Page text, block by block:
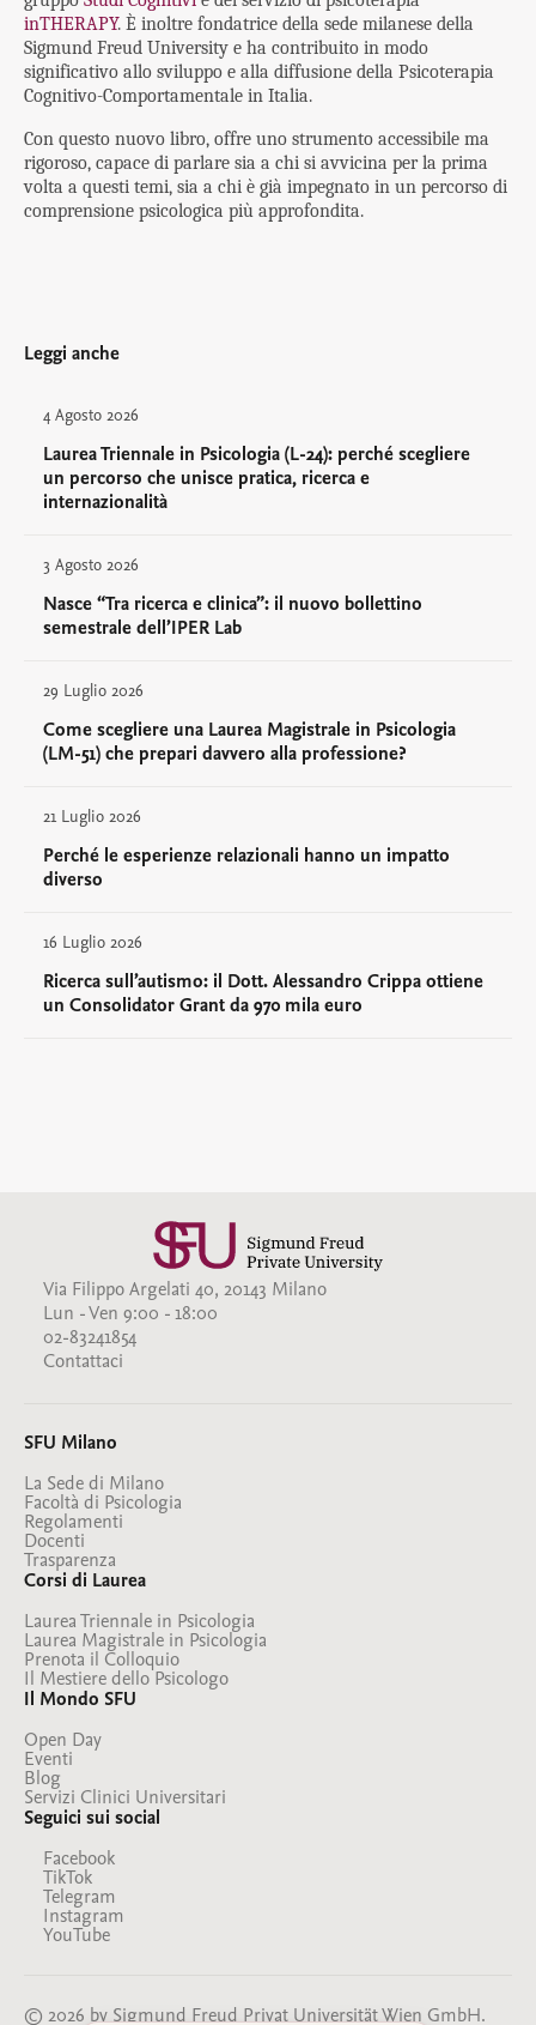
inTHERAPY. È inoltre fondatrice della sede milanese della
Sigmund Freud University e ha contribuito in modo
significativo allo sviluppo e alla diffusione della Psicoterapia
Cognitivo-Comportamentale in Italia.
Con questo nuovo libro, offre uno strumento accessibile ma
rigoroso, capace di parlare sia a chi si avvicina per la prima
volta a questi temi, sia a chi è già impegnato in un percorso di
comprensione psicologica più approfondita.
Leggi anche
4 Agosto 2026
Laurea Triennale in Psicologia (L-24): perché scegliere
un percorso che unisce pratica, ricerca e
internazionalità
3 Agosto 2026
Nasce “Tra ricerca e clinica”: il nuovo bollettino
semestrale dell’IPER Lab
29 Luglio 2026
Come scegliere una Laurea Magistrale in Psicologia
(LM-51) che prepari davvero alla professione?
21 Luglio 2026
Perché le esperienze relazionali hanno un impatto
diverso
16 Luglio 2026
Ricerca sull’autismo: il Dott. Alessandro Crippa ottiene
un Consolidator Grant da 970 mila euro
Via Filippo Argelati 40, 20143 Milano
Lun - Ven 9:00 - 18:00
02-83241854
Contattaci
SFU Milano
La Sede di Milano
Facoltà di Psicologia
Regolamenti
Docenti
Trasparenza
Corsi di Laurea
Laurea Triennale in Psicologia
Laurea Magistrale in Psicologia
Prenota il Colloquio
Il Mestiere dello Psicologo
Il Mondo SFU
Open Day
Eventi
Blog
Servizi Clinici Universitari
Seguici sui social
Facebook
TikTok
Telegram
Instagram
YouTube
© 2026 by Sigmund Freud Privat Universität Wien GmbH.